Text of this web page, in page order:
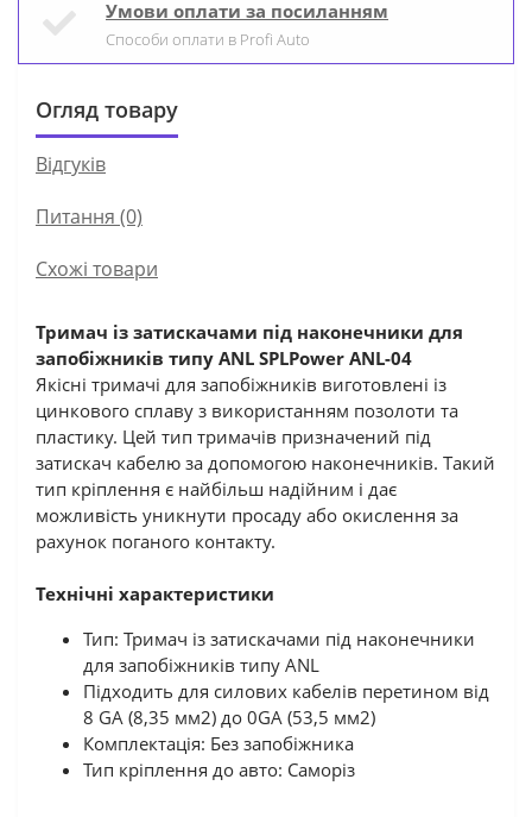
Умови оплати за посиланням
Способи оплати в Profi Auto
Огляд товару
Відгуків
Питання (0)
Схожі товари
Тримач із затискачами під наконечники для
запобіжників типу ANL SPLPower ANL-04
Якісні тримачі для запобіжників виготовлені із
цинкового сплаву з використанням позолоти та
пластику. Цей тип тримачів призначений під
затискач кабелю за допомогою наконечників. Такий
тип кріплення є найбільш надійним і дає
можливість уникнути просаду або окислення за
рахунок поганого контакту.
Технічні характеристики
Тип: Тримач із затискачами під наконечники
для запобіжників типу ANL
Підходить для силових кабелів перетином від
8 GA (8,35 мм2) до 0GA (53,5 мм2)
Комплектація: Без запобіжника
Тип кріплення до авто: Саморіз